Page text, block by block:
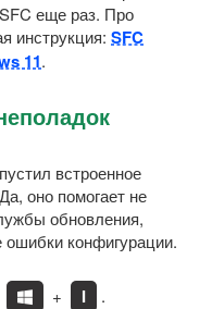
еще раз. Про
инструкция: SFC
11.
встроенное
оно помогает не
обновления,
конфигурации.
+ I
.